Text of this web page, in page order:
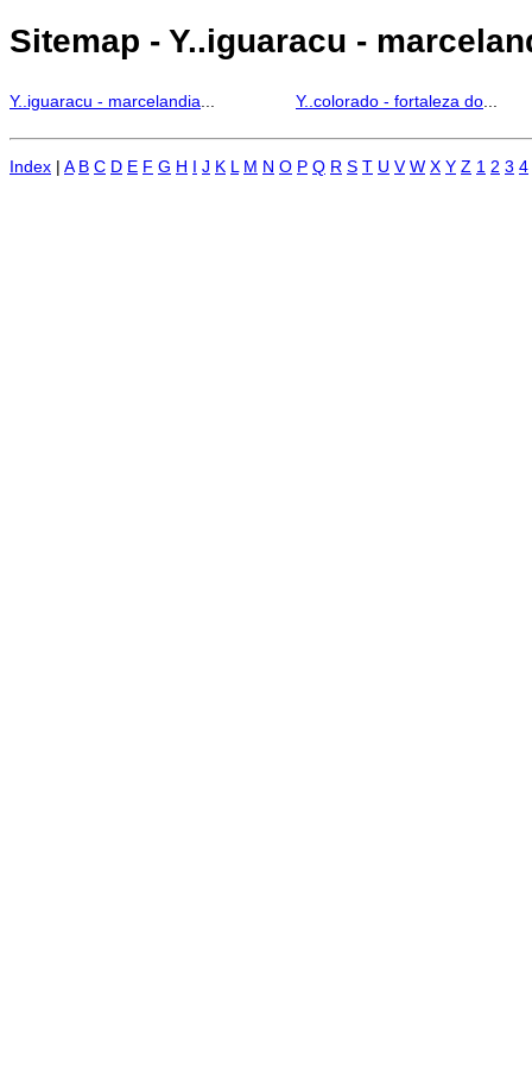
Sitemap - Y..iguaracu -
Y..iguaracu - marcelandia Y..colorado - fortaleza do
Index | A B C D E F G H I J K L M N O P Q R S T U V W X Y Z 1 2 3 4